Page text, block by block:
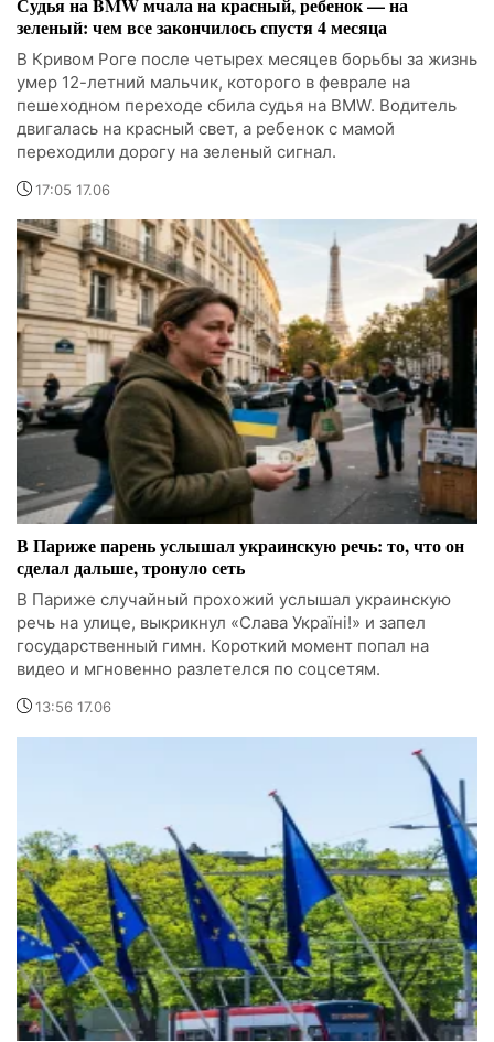
зеленый: чем все закончилось спустя 4 месяца
В Кривом Роге после четырех месяцев борьбы за жизнь
умер 12-летний мальчик, которого в феврале на
пешеходном переходе сбила судья на BMW. Водитель
двигалась на красный свет, а ребенок с мамой
переходили дорогу на зеленый сигнал.
17:05 17.06
В Париже парень услышал украинскую речь: то, что он
сделал дальше, тронуло сеть
В Париже случайный прохожий услышал украинскую
речь на улице, выкрикнул «Слава Україні!» и запел
государственный гимн. Короткий момент попал на
видео и мгновенно разлетелся по соцсетям.
13:56 17.06